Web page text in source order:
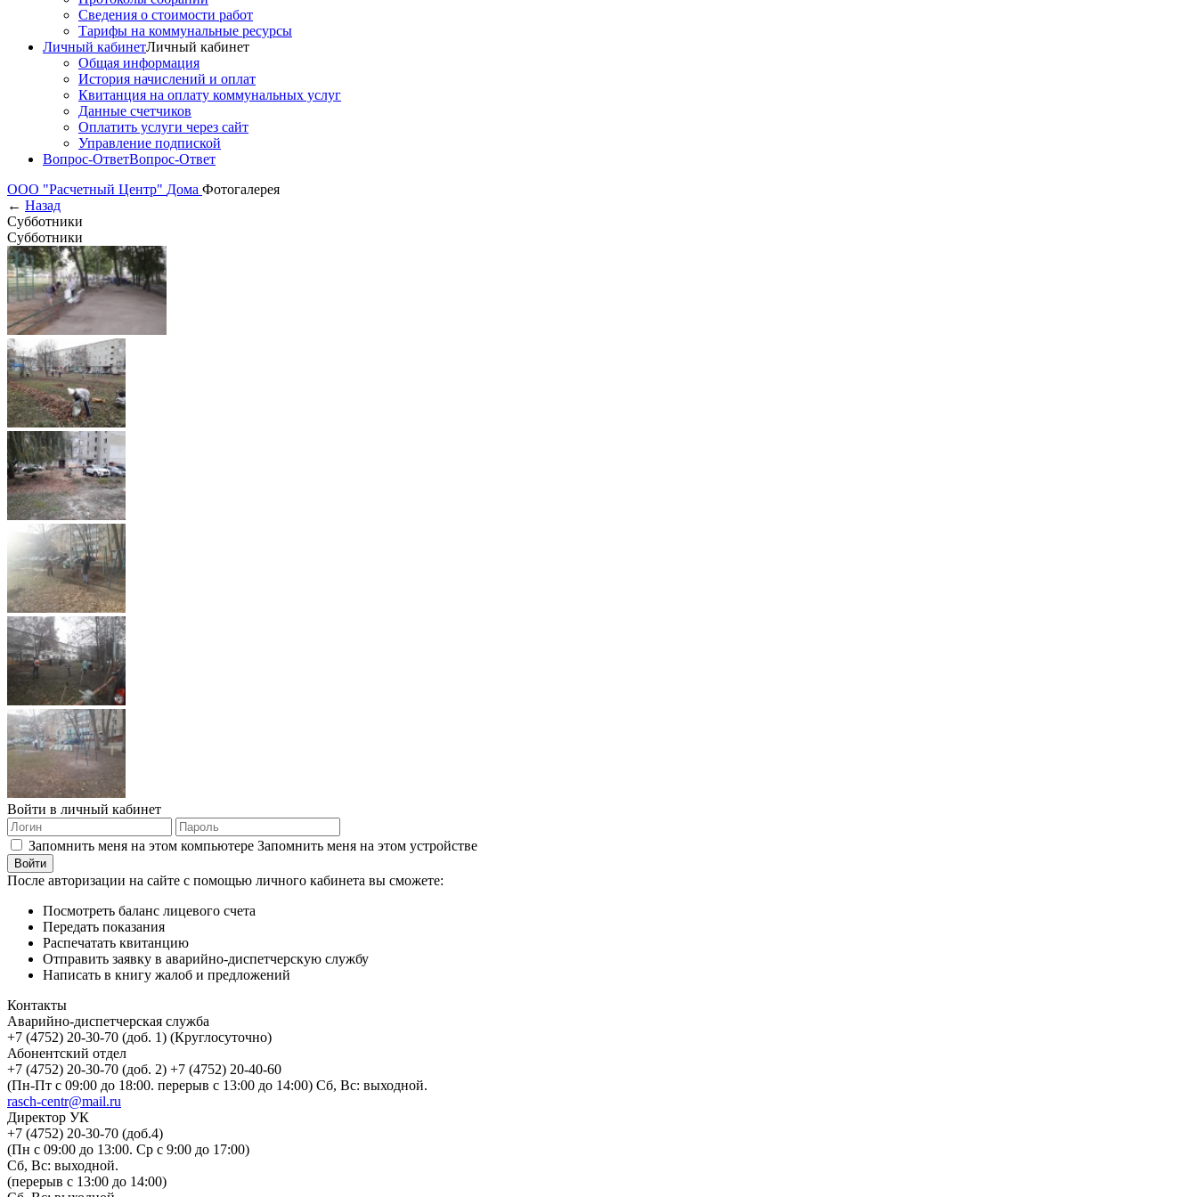
Сведения о стоимости работ
Тарифы на коммунальные ресурсы
Личный кабинетЛичный кабинет
Общая информация
История начислений и оплат
Квитанция на оплату коммунальных услуг
Данные счетчиков
Оплатить услуги через сайт
Управление подпиской
Вопрос-ОтветВопрос-Ответ
ООО "Расчетный Центр" Дома Фотогалерея
← Назад
Субботники
Субботники
Войти в личный кабинет
Запомнить меня на этом компьютере Запомнить меня на этом устройстве
После авторизации на сайте с помощью личного кабинета вы сможете:
Посмотреть баланс лицевого счета
Передать показания
Распечатать квитанцию
Отправить заявку в аварийно-диспетчерскую службу
Написать в книгу жалоб и предложений
Контакты
Аварийно-диспетчерская служба
+7 (4752) 20-30-70 (доб. 1) (Круглосуточно)
Абонентский отдел
+7 (4752) 20-30-70 (доб. 2) +7 (4752) 20-40-60
(Пн-Пт с 09:00 до 18:00. перерыв с 13:00 до 14:00) Сб, Вс: выходной.
rasch-centr@mail.ru
Директор УК
+7 (4752) 20-30-70 (доб.4)
(Пн с 09:00 до 13:00. Ср с 9:00 до 17:00)
Сб, Вс: выходной.
(перерыв с 13:00 до 14:00)